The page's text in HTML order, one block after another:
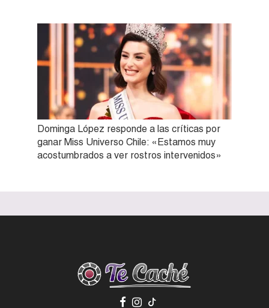
Dominga López responde a las críticas por
ganar Miss Universo Chile: «Estamos muy
acostumbrados a ver rostros intervenidos»